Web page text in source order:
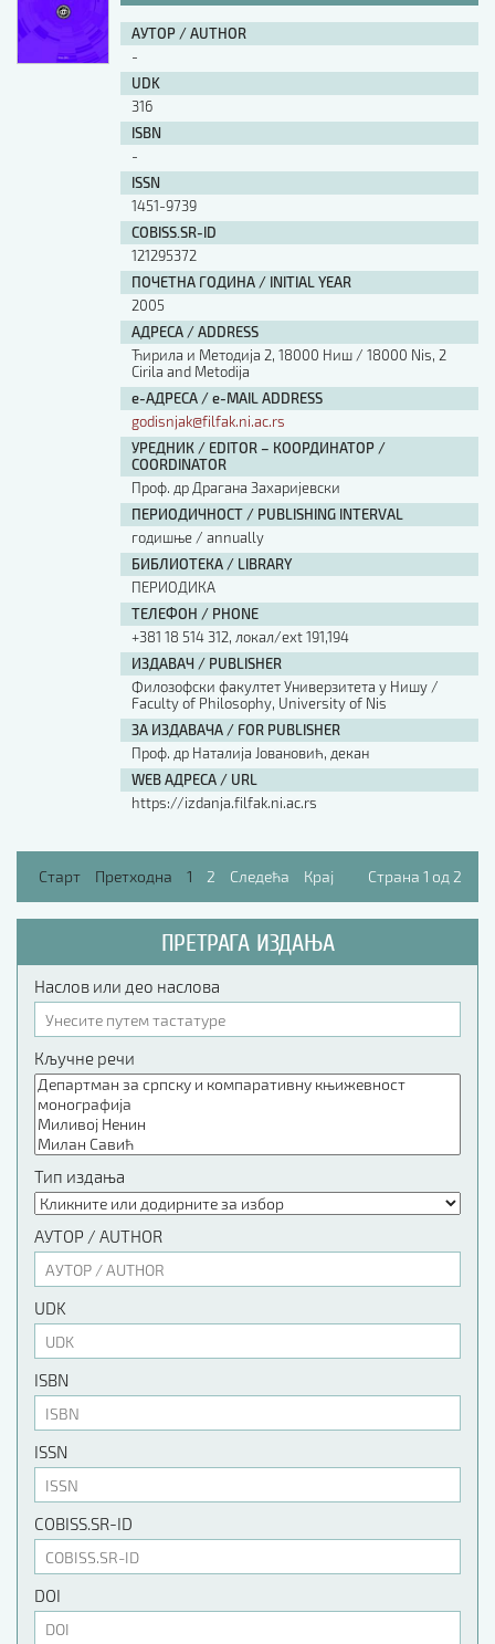
АУТОР / AUTHOR
-
UDK
316
ISBN
-
ISSN
1451-9739
COBISS.SR-ID
121295372
ПОЧЕТНА ГОДИНА / INITIAL YEAR
2005
АДРЕСА / ADDRESS
Ћирила и Методија 2, 18000 Ниш / 18000 Nis, 2
Cirila and Metodija
е-АДРЕСА / e-MAIL ADDRESS
godisnjak@filfak.ni.ac.rs
УРЕДНИК / EDITOR – КООРДИНАТОР /
COORDINATOR
Проф. др Драгана Захаријевски
ПЕРИОДИЧНОСТ / PUBLISHING INTERVAL
годишње / annually
БИБЛИОТЕКА / LIBRARY
ПЕРИОДИКА
ТЕЛЕФОН / PHONE
+381 18 514 312, локал/ext 191,194
ИЗДАВАЧ / PUBLISHER
Филозофски факултет Универзитета у Нишу /
Faculty of Philosophy, University of Nis
ЗА ИЗДАВАЧА / FOR PUBLISHER
Проф. др Наталија Јовановић, декан
WEB АДРЕСА / URL
https://izdanja.filfak.ni.ac.rs
Старт Претходна 1 2 Следећа Крај Страна 1 од 2
ПРЕТРАГА ИЗДАЊА
Наслов или део наслова
Кључне речи
Тип издања
АУТОР / AUTHOR
UDK
ISBN
ISSN
COBISS.SR-ID
DOI